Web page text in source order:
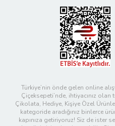
Türkiye’nin önde gelen online
Çiçeksepeti’nde, ihtiyacınız
Çikolata, Hediye, Kişiye Özel
kategoride aradığınız binlerce
kapınıza getiriyoruz! Siz de ister